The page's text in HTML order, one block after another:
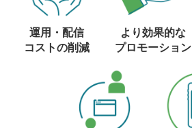
運用・配信
コストの削減
より効果的な
プロモーション